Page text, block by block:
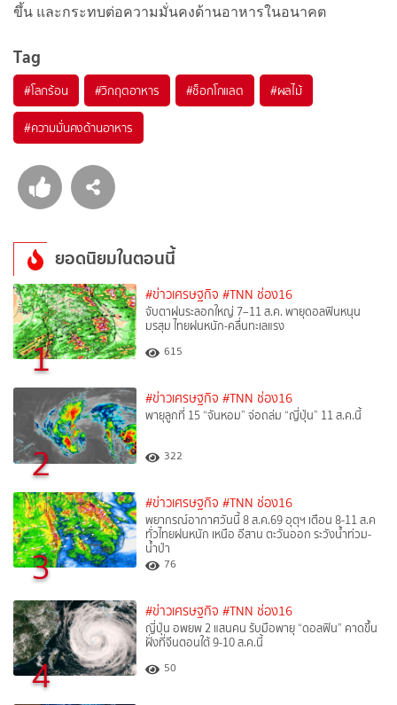
ขึ้น และกระทบต่อความมั่นคงด้านอาหารในอนาคต
Tag
#โลกร้อน #วิกฤตอาหาร #ช็อกโกแลต #ผลไม้
#ความมั่นคงด้านอาหาร
ยอดนิยมในตอนนี้
1
#ข่าวเศรษฐกิจ #TNN ช่อง16
จับตาฝนระลอกใหญ่ 7–11 ส.ค. พายุดอลฟินหนุน
มรสุม ไทยฝนหนัก-คลื่นทะเลแรง
615
2
#ข่าวเศรษฐกิจ #TNN ช่อง16
พายุลูกที่ 15 “จันหอม” จ่อถล่ม “ญี่ปุ่น” 11 ส.ค.นี้
322
3
#ข่าวเศรษฐกิจ #TNN ช่อง16
พยากรณ์อากาศวันนี้ 8 ส.ค.69 อุตุฯ เตือน 8-11 ส.ค
ทั่วไทยฝนหนัก เหนือ อีสาน ตะวันออก ระวังน้ำท่วม-
น้ำป่า
76
4
#ข่าวเศรษฐกิจ #TNN ช่อง16
ญี่ปุ่น อพยพ 2 แสนคน รับมือพายุ “ดอลฟิน” คาดขึ้น
ฝั่งที่จีนตอนใต้ 9-10 ส.ค.นี้
50